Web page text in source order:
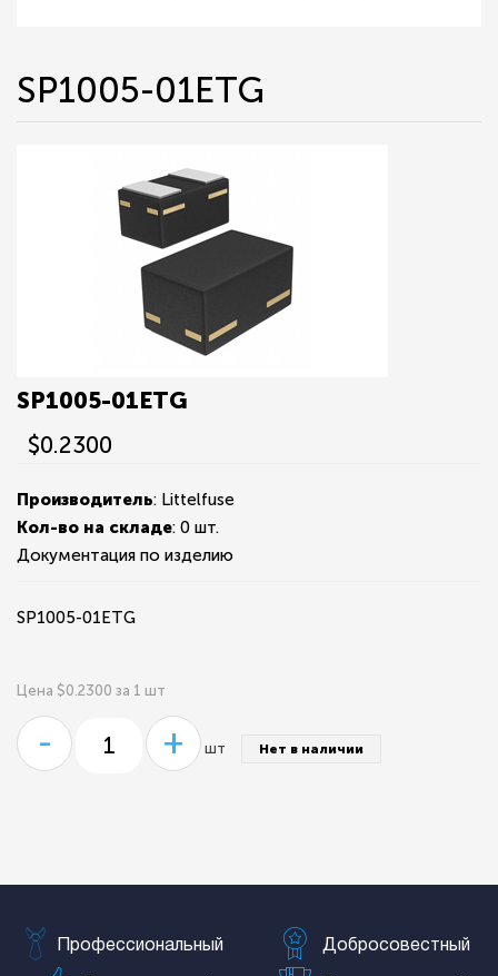
SP1005-01ETG
SP1005-01ETG
$0.2300
Производитель: Littelfuse
Кол-во на складе: 0 шт.
Документация по изделию
SP1005-01ETG
Цена $0.2300 за 1 шт
- + шт Нет в наличии
Профессиональный Добросовестный